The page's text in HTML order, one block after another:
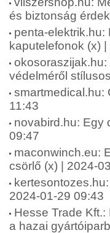
és biztonság
penta-
kaputelefonok (x)
védelméről
smartmedical.hu:
11:43
novabird.hu: Egy
09:47
maconwinch.eu:
csörlő (x) | 2024-
2024-01-29 09:43
Hesse Trade
a hazai